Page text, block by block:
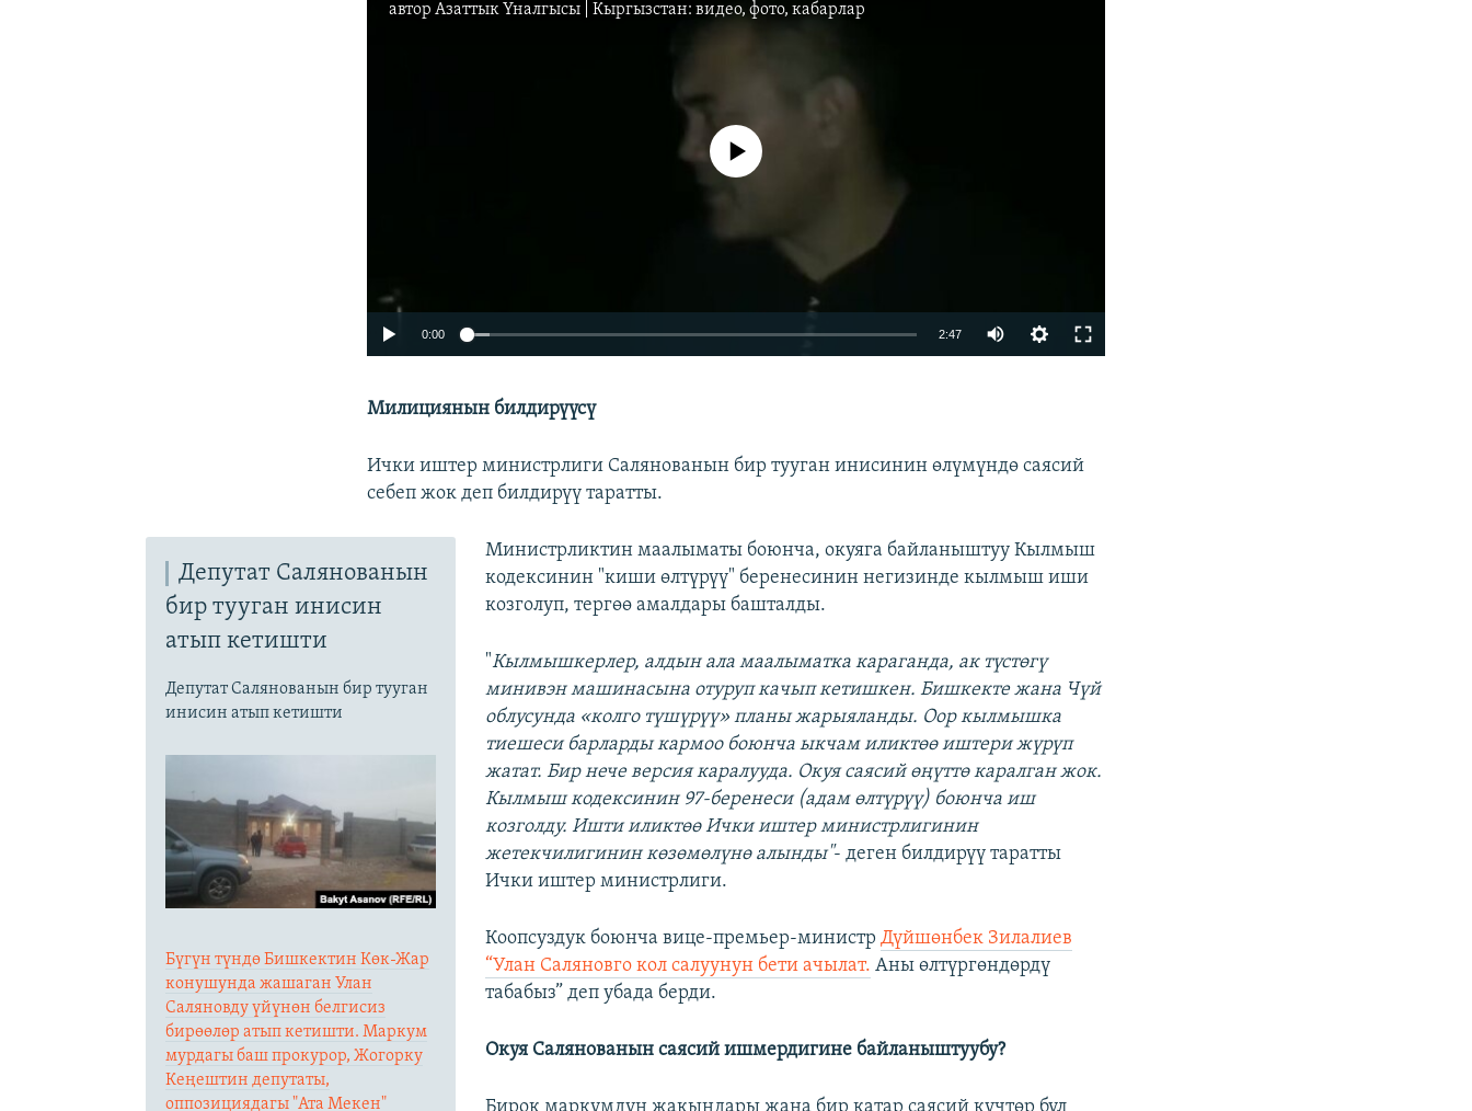
авторАзаттык Үналгысы | Кыргызстан: видео, фото, кабарлар
No media source currently available
0:00 2:47
Милициянын билдирүүсү
Ички иштер министрлиги Салянованын бир тууган инисинин өлүмүндө саясий
себеп жок деп билдирүү таратты.
Депутат Салянованын
бир тууган инисин
атып кетишти
Депутат Салянованын бир тууган
инисин атып кетишти
Бүгүн түндө Бишкектин Көк-Жар
конушунда жашаган Улан
Саляновду үйүнөн белгисиз
бирөөлөр атып кетишти. Маркум
мурдагы баш прокурор, Жогорку
Кеңештин депутаты,
оппозициядагы "Ата Мекен"
Министрликтин маалыматы боюнча, окуяга байланыштуу Кылмыш
кодексинин "киши өлтүрүү" беренесинин негизинде кылмыш иши
козголуп, тергөө амалдары башталды.
"Кылмышкерлер, алдын ала маалыматка караганда, ак түстөгү
минивэн машинасына отуруп качып кетишкен. Бишкекте жана Чүй
облусунда «колго түшүрүү» планы жарыяланды. Оор кылмышка
тиешеси барларды кармоо боюнча ыкчам иликтөө иштери жүрүп
жатат. Бир нече версия каралууда. Окуя саясий өңүттө каралган жок.
Кылмыш кодексинин 97-беренеси (адам өлтүрүү) боюнча иш
козголду. Ишти иликтөө Ички иштер министрлигинин
жетекчилигинин көзөмөлүнө алынды"- деген билдирүү таратты
Ички иштер министрлиги.
Коопсуздук боюнча вице-премьер-министр Дүйшөнбек Зилалиев
“Улан Саляновго кол салуунун бети ачылат. Аны өлтүргөндөрдү
табабыз” деп убада берди.
Окуя Салянованын саясий ишмердигине байланыштуубу?